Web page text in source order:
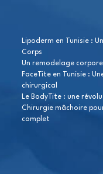
Lipoderm en Tunisie :
Corps
Un remodelage
FaceTite en Tunisie :
chirurgical
Le BodyTite : une
Chirurgie mâchoire
complet